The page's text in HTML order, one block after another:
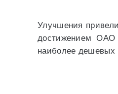
Улучшения
достижением ОАО
наиболее дешевых